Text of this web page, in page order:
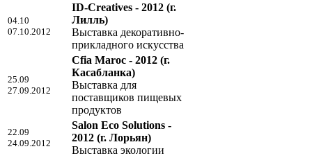
04.10
07.10.2012
ID-Creatives - 2012 (г.
Лилль)
Выставка декоративно-
прикладного искусства
25.09
27.09.2012
Cfia Maroc - 2012 (г.
Касабланка)
Выставка для
поставщиков пищевых
продуктов
22.09
24.09.2012
Salon Eco Solutions -
2012 (г. Лорьян)
Выставка экологии